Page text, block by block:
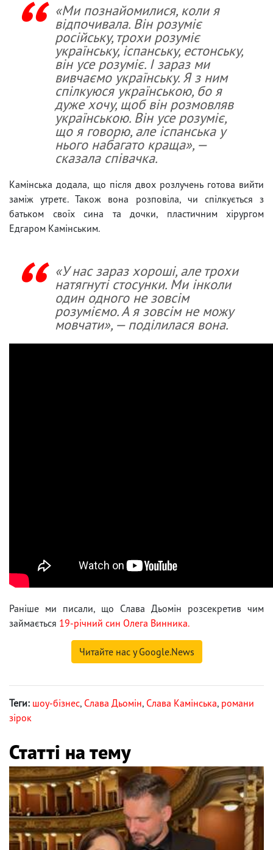
«Ми познайомилися, коли я
відпочивала. Він розуміє
російську, трохи розуміє
українську, іспанську, естонську,
він усе розуміє. І зараз ми
вивчаємо українську. Я з ним
спілкуюся українською, бо я
дуже хочу, щоб він розмовляв
українською. Він усе розуміє,
що я говорю, але іспанська у
нього набагато краща», —
сказала співачка.
Камінська додала, що після двох розлучень готова вийти
заміж утретє. Також вона розповіла, чи спілкується з
батьком своїх сина та дочки, пластичним хірургом
Едгаром Камінським.
«У нас зараз хороші, але трохи
натягнуті стосунки. Ми інколи
один одного не зовсім
розуміємо. А я зовсім не можу
мовчати», — поділилася вона.
Раніше ми писали, що Слава Дьомін розсекретив чим
займається 19-річний син Олега Винника.
Читайте нас у Google.News
Теги: шоу-бізнес, Слава Дьомін, Слава Камінська, романи
зірок
Статті на тему